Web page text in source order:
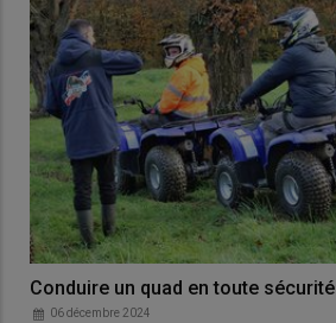
Conduire un quad en toute sécurité
06 décembre 2024